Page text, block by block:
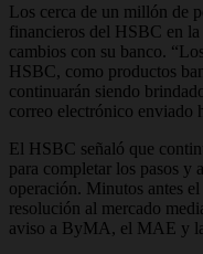
Los cerca de un millón de
financieros del HSBC en
cambios con su banco.
HSBC, como productos
continuarán siendo
correo electrónico enviado
El HSBC señaló que
para completar los pasos y
operación. Minutos antes
resolución al mercado
aviso a ByMA, el MAE y